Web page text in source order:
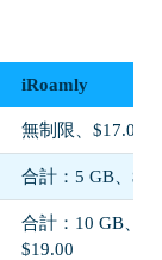
iRoamly
無制限、$17.00
合計：5 GB、
合計：10 GB、
$19.00